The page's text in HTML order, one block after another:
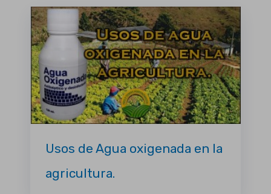
Usos de Agua oxigenada en la
agricultura.